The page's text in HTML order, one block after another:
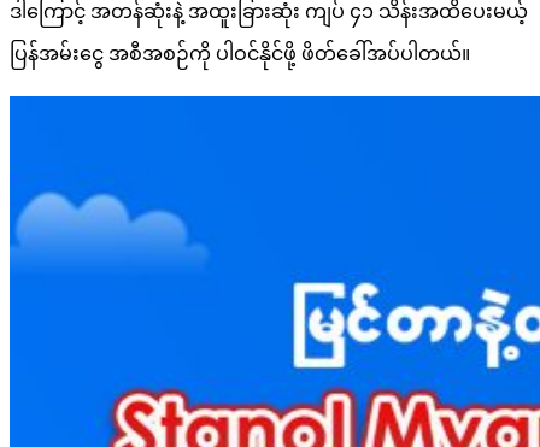
ဒါကြောင့် အတန်ဆုံးနဲ့ အထူးခြားဆုံး ကျပ် ၄၁ သိန်းအထိပေးမယ့်
ပြန်အမ်းငွေ အစီအစဉ်ကို ပါဝင်နိုင်ဖို့ ဖိတ်ခေါ်အပ်ပါတယ်။